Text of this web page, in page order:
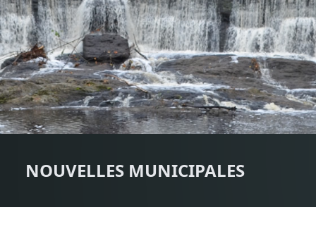
NOUVELLES MUNICIPALES